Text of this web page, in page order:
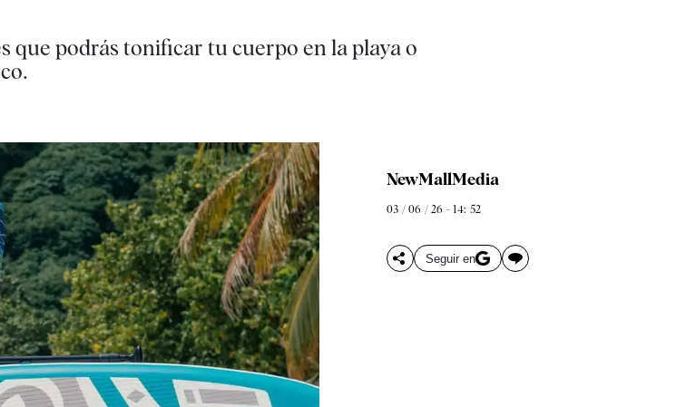
que podrás tonificar tu cuerpo en la playa o
NewMallMedia
03 / 06 / 26 - 14: 52
Seguir en